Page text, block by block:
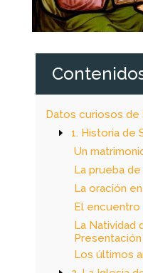
Datos curiosos de
1. Historia de
Un
La prueba
La oración
El encuentro
La Natividad
Los últimos